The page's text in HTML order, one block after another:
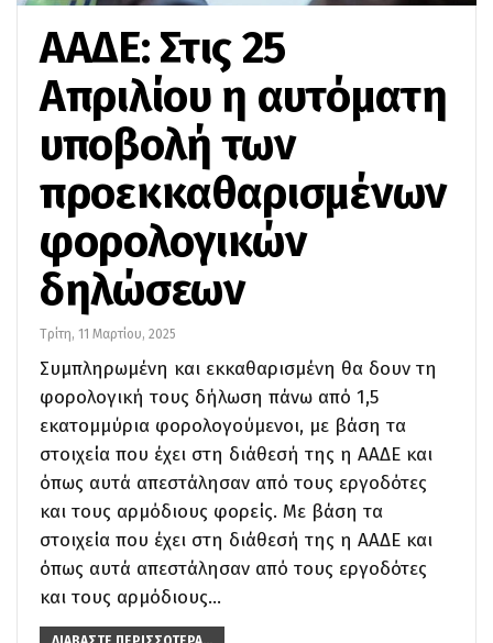
ΑΑΔΕ: Στις 25
Απριλίου η αυτόματη
υποβολή των
προεκκαθαρισμένων
φορολογικών
δηλώσεων
Τρίτη, 11 Μαρτίου, 2025
Συμπληρωμένη και εκκαθαρισμένη θα δουν τη
φορολογική τους δήλωση πάνω από 1,5
εκατομμύρια φορολογούμενοι, με βάση τα
στοιχεία που έχει στη διάθεσή της η ΑΑΔΕ και
όπως αυτά απεστάλησαν από τους εργοδότες
και τους αρμόδιους φορείς. Με βάση τα
στοιχεία που έχει στη διάθεσή της η ΑΑΔΕ και
όπως αυτά απεστάλησαν από τους εργοδότες
και τους αρμόδιους…